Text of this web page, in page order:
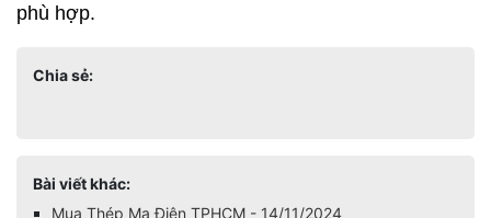
phù hợp.
Chia sẻ:
Bài viết khác:
Mua Thép Mạ Điện TPHCM - 14/11/2024